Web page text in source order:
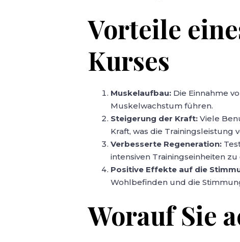
Vorteile
Kurses
Muskelaufbau: Die Einnahme
Muskelwachstum führen.
Steigerung der Kraft: Viele
Kraft, was die Trainingsleistung
Verbesserte Regeneration:
intensiven Trainingseinheiten zu
Positive Effekte auf die
Wohlbefinden und die
Worauf Sie